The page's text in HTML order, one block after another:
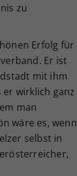
zu
Erfolg für
Er ist
mit ihm
er wirklich ganz
man
wäre es, wenn
selbst in